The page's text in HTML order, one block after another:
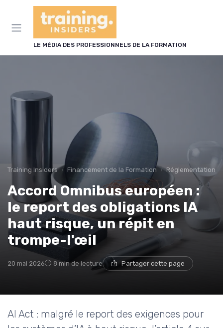
LE MÉDIA DES PROFESSIONNELS DE LA FORMATION
Training Insiders Financement de la Formation Réglementation
Accord Omnibus européen :
le report des obligations IA
haut risque, un répit en
trompe-l'œil
20 mai 2026 8 min de lecture Partager cette page
AI Act : malgré le report des exigences pour
Panneau de gestion des cookies